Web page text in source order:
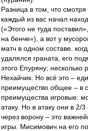
Разница в том, что
каждый из вас начал
(«Этого не туда
на бенче»), а вот у
матч в одном составе.
удалялся граната, его
этого Епуряну; несколько
Нехайчик. Но всё это –
преимущество общее – в
преимущества игровые:
атаку. Но в атаку они в 2/
через ворону – это
игры. Мисимович на его